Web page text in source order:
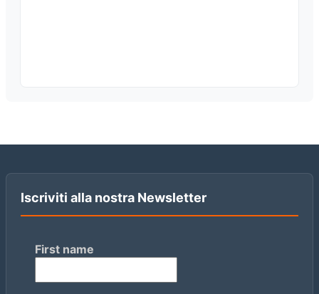
Iscriviti alla nostra Newsletter
First name